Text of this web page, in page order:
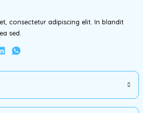
consectetur adipiscing elit. In blandit
sed.